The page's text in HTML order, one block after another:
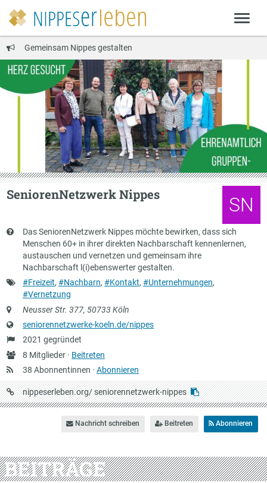
Gemeinsam Nippes gestalten
SN
SeniorenNetzwerk Nippes
Kurzbeschreibung
Das SeniorenNetzwerk Nippes möchte bewirken, dass sich
Menschen 60+ in ihrer direkten Nachbarschaft kennenlernen,
austauschen und vernetzen und gemeinsam ihre
Nachbarschaft l(i)ebenswerter gestalten.
Schlagworte
#Freizeit,#Nachbarn,#Kontakt,#Unternehmungen,
#Vernetzung
Anschrift
Neusser Str. 377, 50733 Köln
Website
seniorennetzwerke-koeln.de/nippes
Gründung
2021 gegründet
Anzahl
Mitglieder
8 Mitglieder · Beitreten
38 Abonnentinnen ·Abonnieren
URL
auf
nippeserleben.org/ seniorennetzwerk-nippes
Nachricht schreiben Beitreten Abonnieren
BEITRÄGE